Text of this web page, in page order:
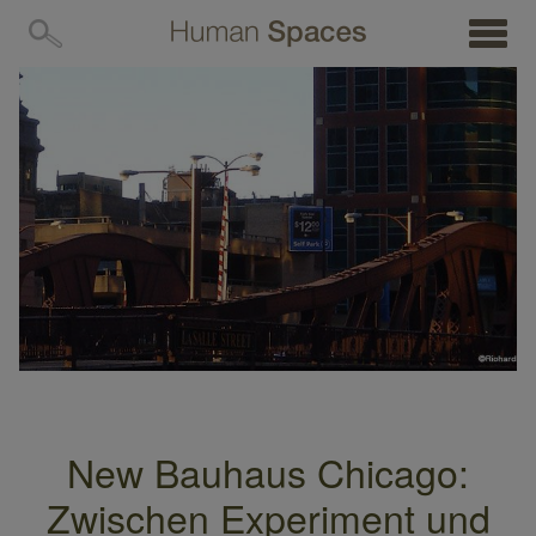
MENÜ
New Bauhaus Chicago:
Zwischen Experiment und